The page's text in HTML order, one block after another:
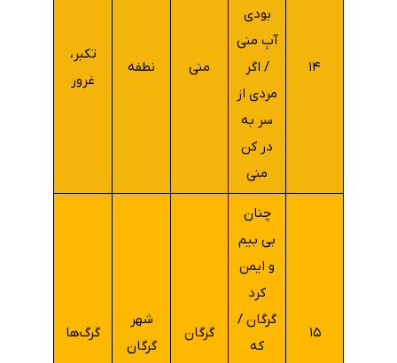
۱۴
بودی
آبِ منی
/ اگر
مردی از
سر به
در کن
منی
منی نطفه
تکبر،
غرور
۱۵
چنان
بی بیم
و ایمن
کرد
گرگان /
که
گرگان
شهر
گرگان
گرگ‌ها